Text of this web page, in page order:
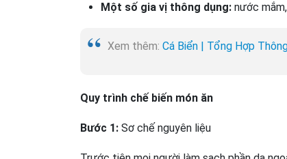
Một số gia vị thông dụng: nước
Xem thêm: Cá Biển | Tổng Hợp
Quy trình chế biến món ăn
Bước 1: Sơ chế nguyên liệu